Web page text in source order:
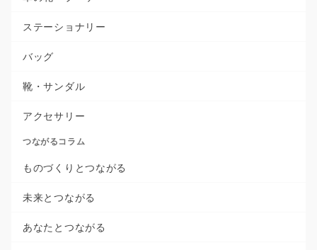
ステーショナリー
バッグ
靴・サンダル
アクセサリー
つながるコラム
ものづくりとつながる
未来とつながる
あなたとつながる